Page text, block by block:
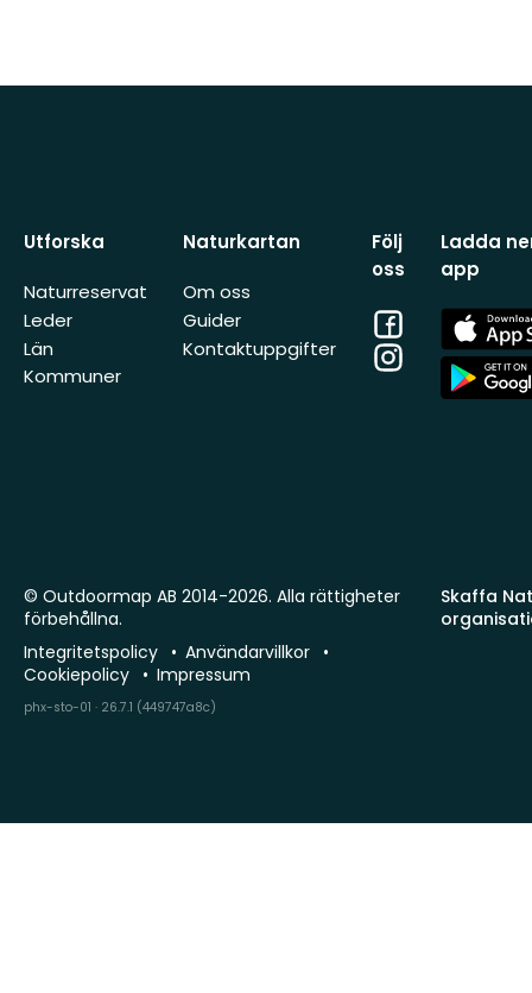
Utforska
Naturreservat
Leder
Län
Kommuner
Naturkartan
Om oss
Guider
Kontaktuppgifter
Följ
oss
Facebook
Instagram
Ladda
app
App
Store
App
Store
Skaffa
© Outdoormap AB 2014-2026. Alla rättigheter
förbehållna.
Integritetspolicy
Användarvillkor
Cookiepolicy
Impressum
phx-sto-01 · 26.7.1 (449747a8c)